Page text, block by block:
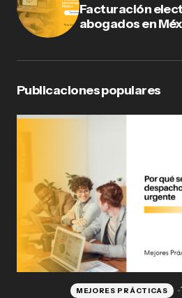
Facturación
abogados en
Publicaciones populares
MEJORES PRÁCTICAS